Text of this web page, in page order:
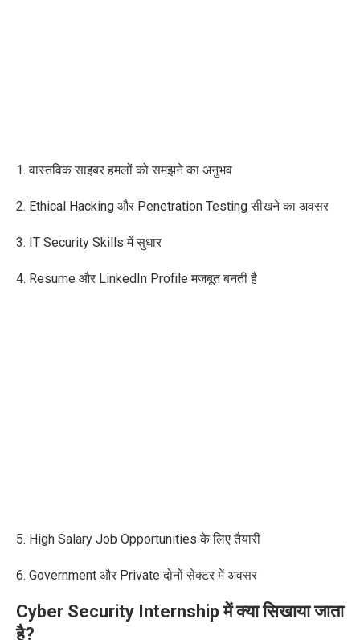
1. वास्तविक साइबर हमलों को समझने का अनुभव
2. Ethical Hacking और Penetration Testing सीखने का अवसर
3. IT Security Skills में सुधार
4. Resume और LinkedIn Profile मजबूत बनती है
5. High Salary Job Opportunities के लिए तैयारी
6. Government और Private दोनों सेक्टर में अवसर
Cyber Security Internship में क्या सिखाया जाता
है?